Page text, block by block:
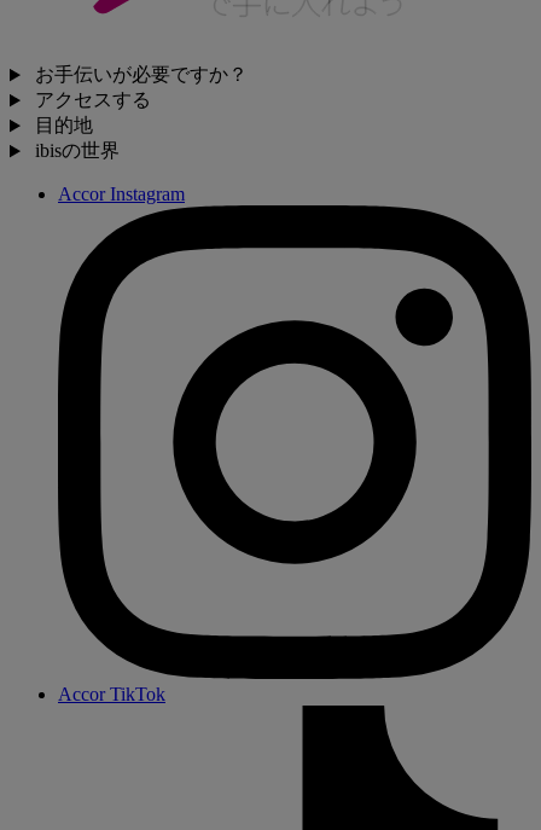
お手伝いが必要ですか？
アクセスする
目的地
ibisの世界
Accor Instagram
Accor TikTok